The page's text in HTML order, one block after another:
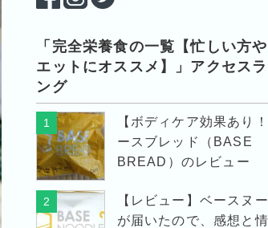
「完全栄養食の一覧【忙しい方
エットにオススメ】」アクセス
ング
1
【ボディケア効果あり
ースブレッド（BASE
BREAD）のレビュー
2
【レビュー】ベースヌ
が届いたので、感想と